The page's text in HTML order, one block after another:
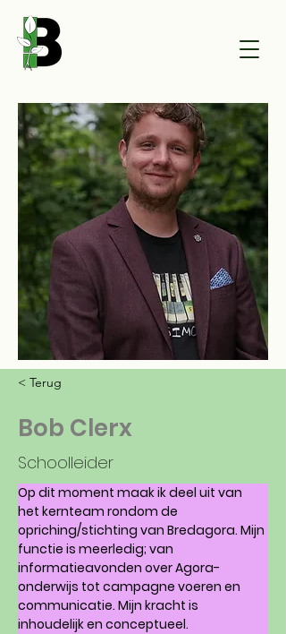
< Terug
Bob Clerx
Schoolleider
Op dit moment maak ik deel uit van
het kernteam rondom de
opriching/stichting van Bredagora. Mijn
functie is meerledig; van
informatieavonden over Agora-
onderwijs tot campagne voeren en
communicatie. Mijn kracht is
inhoudelijk en conceptueel.